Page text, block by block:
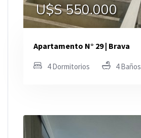
U$S 550.000
Apartamento N° 29 | Brava
4 Dormitorios 4 Baños